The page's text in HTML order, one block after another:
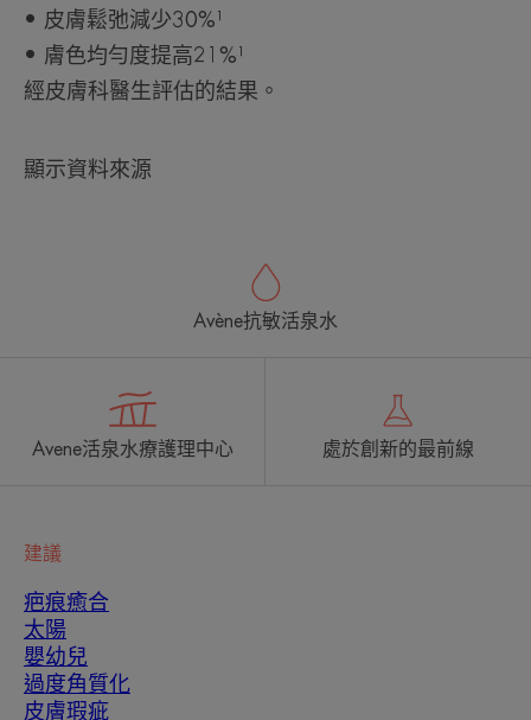
• 皮膚鬆弛減少30%¹
• 膚色均勻度提高21%¹
經皮膚科醫生評估的結果。
顯示資料來源
Avène抗敏活泉水
Avene活泉水療護理中心 處於創新的最前線
建議
疤痕癒合
太陽
嬰幼兒
過度角質化
皮膚瑕疵